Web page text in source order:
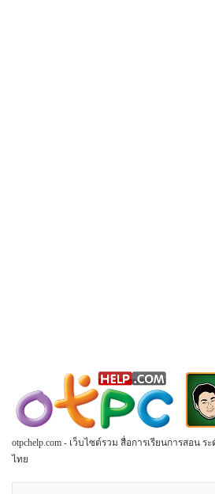
otpchelp.com - เว็บไซต์รวม สื่อการเรียนการสอน
ไทย